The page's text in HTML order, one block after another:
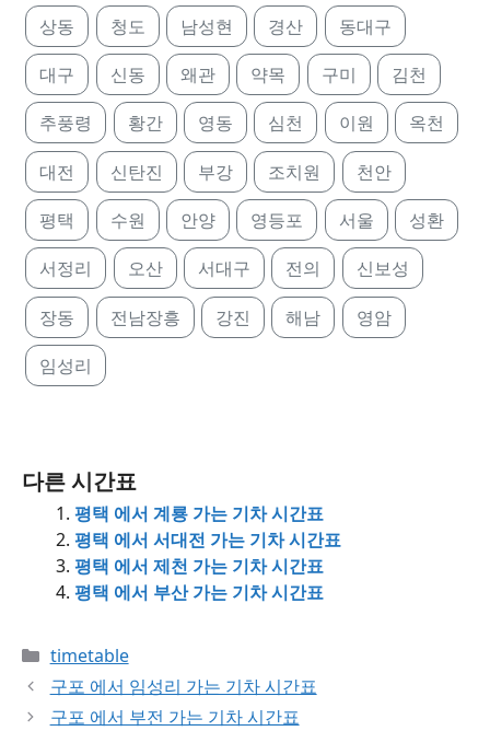
상동 청도 남성현 경산 동대구
대구 신동 왜관 약목 구미 김천
추풍령 황간 영동 심천 이원 옥천
대전 신탄진 부강 조치원 천안
평택 수원 안양 영등포 서울 성환
서정리 오산 서대구 전의 신보성
장동 전남장흥 강진 해남 영암
임성리
다른 시간표
평택 에서 계룡 가는 기차 시간표
평택 에서 서대전 가는 기차 시간표
평택 에서 제천 가는 기차 시간표
평택 에서 부산 가는 기차 시간표
Categories
timetable
구포 에서 임성리 가는 기차 시간표
구포 에서 부전 가는 기차 시간표